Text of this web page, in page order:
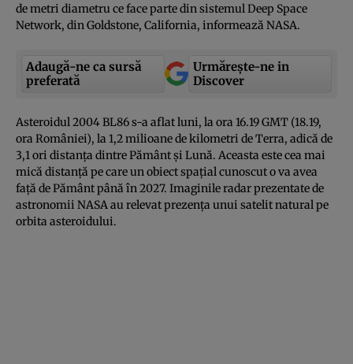
de metri diametru ce face parte din sistemul Deep Space
Network, din Goldstone, California, informează NASA.
Adaugă-ne ca sursă
preferată
Urmărește-ne in
Discover
Asteroidul 2004 BL86 s-a aflat luni, la ora 16.19 GMT (18.19,
ora României), la 1,2 milioane de kilometri de Terra, adică de
3,1 ori distanţa dintre Pământ şi Lună. Aceasta este cea mai
mică distanţă pe care un obiect spaţial cunoscut o va avea
faţă de Pământ până în 2027. Imaginile radar prezentate de
astronomii NASA au relevat prezenţa unui satelit natural pe
orbita asteroidului.